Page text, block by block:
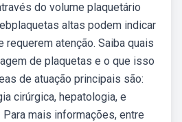
do volume plaquetário
altas podem indicar
requerem atenção. Saiba quais
de plaquetas e o que isso
de atuação principais são:
cirúrgica, hepatologia, e
mais informações, entre